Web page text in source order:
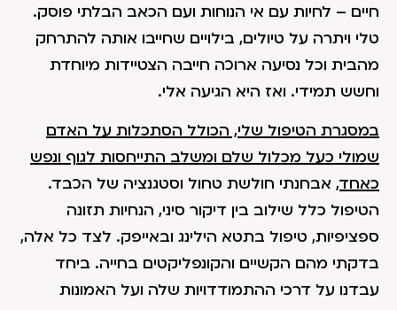
חיים – לחיות עם אי הנוחות ועם הכאב הבלתי פוסק.
טלי ויתרה על טיולים, בילויים שחייבו אותה להתרחק
מהבית וכל נסיעה ארוכה חייבה הצטיידות מיוחדת
וחשש תמידי. ואז היא הגיעה אלי.
במסגרת הטיפול שלי, הכולל הסתכלות על האדם
שמולי כעל מכלול שלם ומשלב התייחסות לגוף ונפש
כאחד, אבחנתי חולשת טחול וסטגנציה של הכבד.
הטיפול כלל שילוב בין דיקור סיני, הנחיות תזונה
ספציפיות, טיפול בתטא הילינג ובאייפק. לצד כל אלה,
בדקתי מהם הקשיים והקונפליקטים בחייה. ביחד
עבדנו על דרכי ההתמודדויות שלה ועל האמונות